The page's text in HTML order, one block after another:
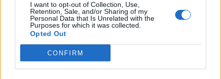
I want to opt-out of Collection, Use,
Retention, Sale, and/or Sharing of my
Personal Data that Is Unrelated with the
Purposes for which it was collected.
Opted Out
CONFIRM
Pickimi nga gjarpri, si të
veproni menjëherë dhe cilat